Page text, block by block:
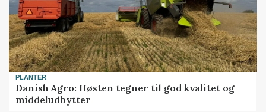
PLANTER
Danish Agro: Høsten tegner til god kvalitet og
middeludbytter